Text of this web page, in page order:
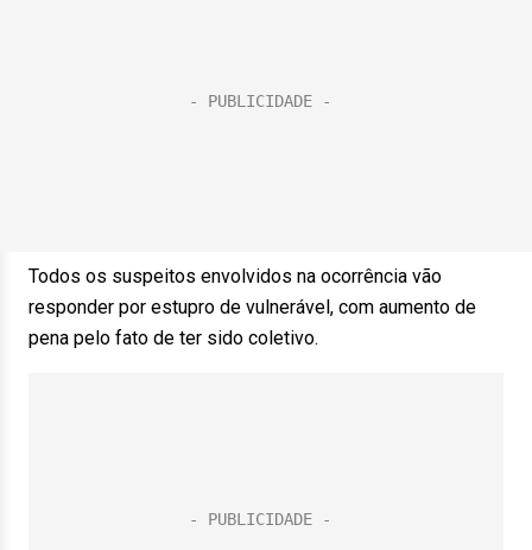
Todos os suspeitos envolvidos na ocorrência vão
responder por estupro de vulnerável, com aumento de
pena pelo fato de ter sido coletivo.